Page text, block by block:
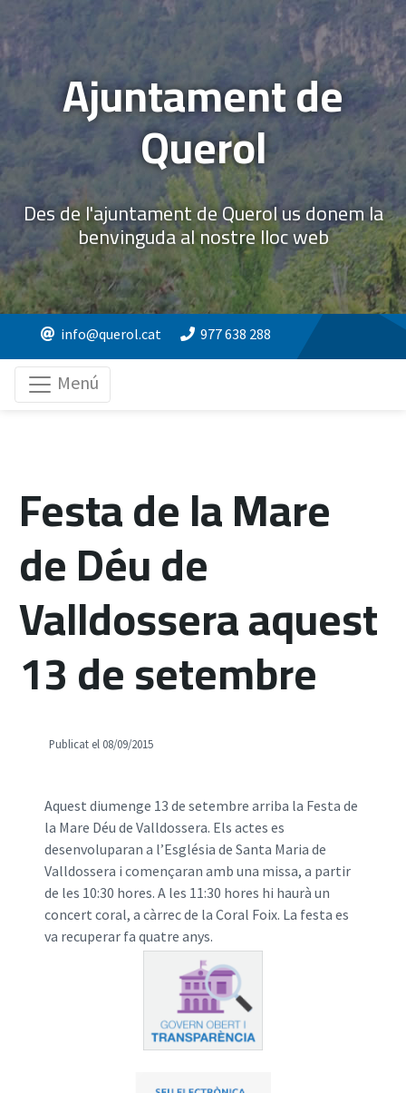
Ajuntament de
Querol
Des de l'ajuntament de Querol us donem la
benvinguda al nostre lloc web
info@querol.cat 977 638 288
Menú
Festa de la Mare
de Déu de
Valldossera aquest
13 de setembre
Publicat el 08/09/2015
Aquest diumenge 13 de setembre arriba la Festa de
la Mare Déu de Valldossera. Els actes es
desenvoluparan a l’Església de Santa Maria de
Valldossera i començaran amb una missa, a partir
de les 10:30 hores. A les 11:30 hores hi haurà un
concert coral, a càrrec de la Coral Foix. La festa es
va recuperar fa quatre anys.